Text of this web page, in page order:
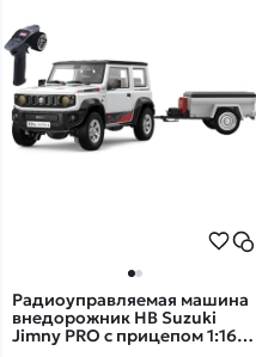
Радиоуправляемая машина
внедорожник HB Suzuki
Jimny PRO с прицепом 1:16